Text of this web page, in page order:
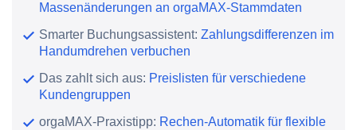
Massenänderungen an orgaMAX-Stammdaten
Smarter Buchungsassistent: Zahlungsdifferenzen im
Handumdrehen verbuchen
Das zahlt sich aus: Preislisten für verschiedene
Kundengruppen
orgaMAX-Praxistipp: Rechen-Automatik für flexible